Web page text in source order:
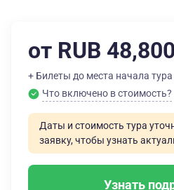
от RUB 48,800
+ Билеты до места начала тура
Что включено в стоимость?
Даты и стоимость тура
заявку, чтобы узнать
Узнать